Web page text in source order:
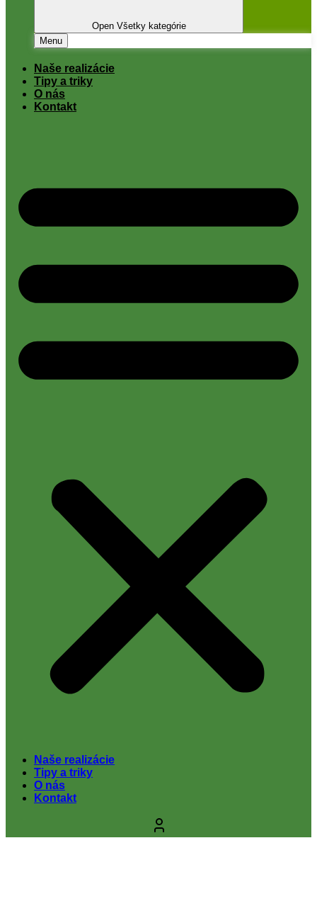
Open Všetky kategórie
Menu
Naše realizácie
Tipy a triky
O nás
Kontakt
Naše realizácie
Tipy a triky
O nás
Kontakt